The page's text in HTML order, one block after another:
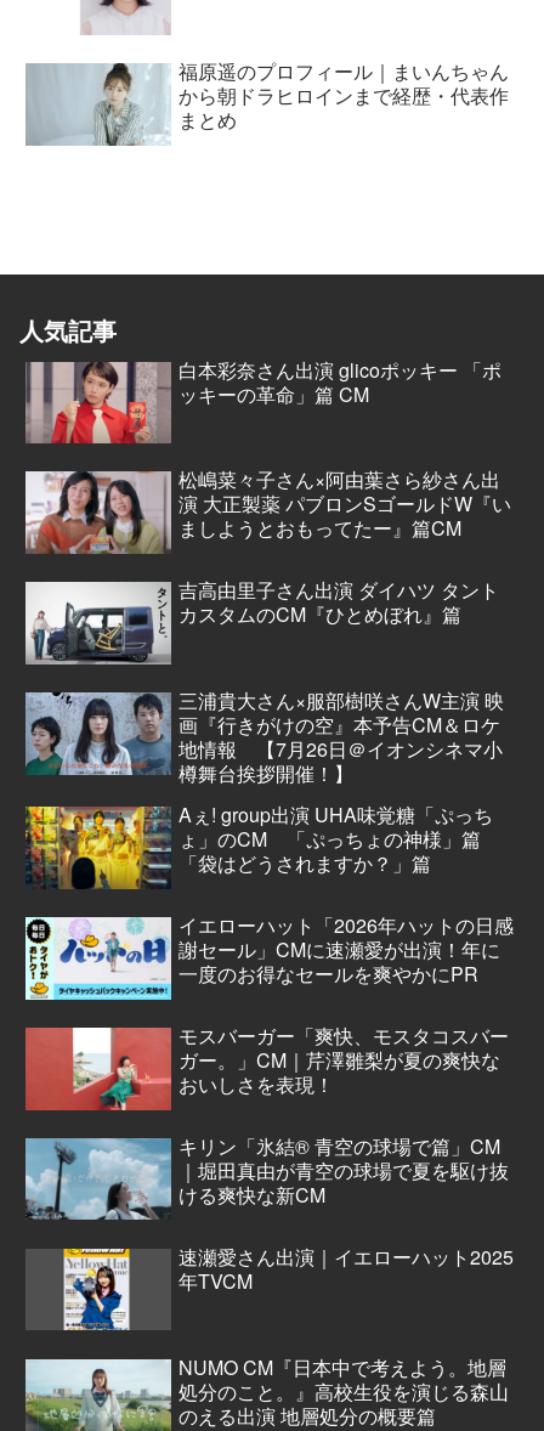
福原遥のプロフィール｜まいんちゃん
から朝ドラヒロインまで経歴・代表作
まとめ
人気記事
白本彩奈さん出演 glicoポッキー 「ポ
ッキーの革命」篇 CM
松嶋菜々子さん×阿由葉さら紗さん出
演 大正製薬 パブロンSゴールドW『い
ましようとおもってたー』篇CM
吉高由里子さん出演 ダイハツ タント
カスタムのCM『ひとめぼれ』篇
三浦貴大さん×服部樹咲さんW主演 映
画『行きがけの空』本予告CM＆ロケ
地情報 【7月26日＠イオンシネマ小
樽舞台挨拶開催！】
Aぇ! group出演 UHA味覚糖「ぷっち
ょ」のCM 「ぷっちょの神様」篇
「袋はどうされますか？」篇
イエローハット「2026年ハットの日感
謝セール」CMに速瀬愛が出演！年に
一度のお得なセールを爽やかにPR
モスバーガー「爽快、モスタコスバー
ガー。」CM｜芹澤雛梨が夏の爽快な
おいしさを表現！
キリン「氷結® 青空の球場で篇」CM
｜堀田真由が青空の球場で夏を駆け抜
ける爽快な新CM
速瀬愛さん出演｜イエローハット2025
年TVCM
NUMO CM『日本中で考えよう。地層
処分のこと。』高校生役を演じる森山
のえる出演 地層処分の概要篇